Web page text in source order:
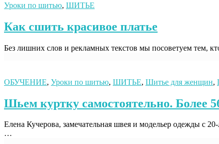
Уроки по шитью, ШИТЬЕ
Как сшить красивое платье
Без лишних слов и рекламных текстов мы посоветуем тем,
ОБУЧЕНИЕ, Уроки по шитью, ШИТЬЕ, Шитье для женщин,
Шьем куртку самостоятельно. Более
Елена Кучерова, замечательная швея и модельер одежды с
…